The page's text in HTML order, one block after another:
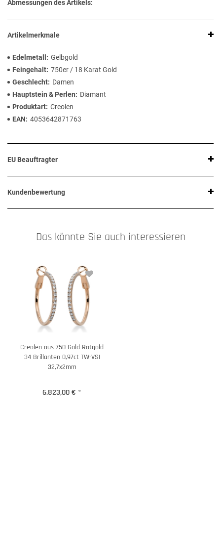
Abmessungen des Artikels:
Artikelmerkmale
Edelmetall
Gelbgold
Feingehalt 750er / 18 Karat Gold
Geschlecht
Damen
Hauptstein & Perlen
Diamant
Produktart Creolen
EAN
4053642871763
EU Beauftragter
Kundenbewertung
Das könnte Sie auch interessieren
Creolen aus 750 Gold Rotgold
34 Brillanten 0,97ct TW-VSI
32,7x2mm
6.823,00 € *